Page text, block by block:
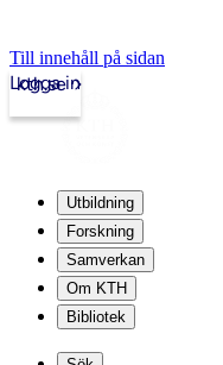
Till innehåll på sidan
kth.se
Logga in
Utbildning
Forskning
Samverkan
Om KTH
Bibliotek